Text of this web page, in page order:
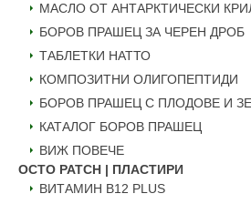
МАСЛО ОТ АНТАРКТИЧЕСКИ
БОРОВ ПРАШЕЦ ЗА ЧЕРЕН ДРОБ
ТАБЛЕТКИ НАТТО
КОМПОЗИТНИ ОЛИГОПЕПТИДИ
БОРОВ ПРАШЕЦ С ПЛОДОВЕ И
КАТАЛОГ БОРОВ ПРАШЕЦ
ВИЖ ПОВЕЧЕ
OCTO PATCH | ПЛАСТИРИ
ВИТАМИН B12 PLUS